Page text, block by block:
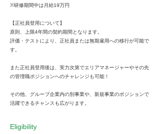
※研修期間中は月給19万円
【正社員登用について】
原則、上限4年間の契約期間となります。
評価・テストにより、正社員または無期雇用への移行が可能で
す。
また正社員登用後は、実力次第でエリアマネージャーやその先
の管理職ポジションへのチャレンジも可能！
その他、グループ企業内の別事業や、新規事業のポジションで
活躍できるチャンスも広がります。
Eligibility